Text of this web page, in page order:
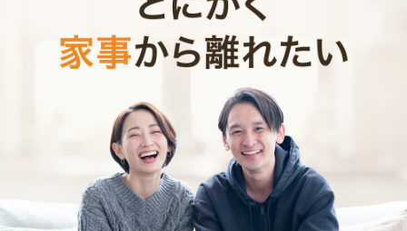
タン･便利･あんしんなお掃除代行･お料理代行サービスで
シンプルでお財布に優しい料金体系
スマホだけで24時間365日依頼可能（電話･事前訪問なし）
スタッフ･お客様双方への本人確認で安全